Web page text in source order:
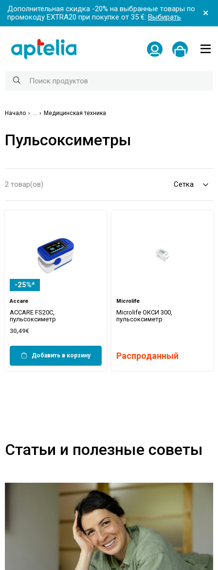
Дополнительная скидка -20% на выбранные товары по
промокоду EXTRA20 при покупке от 35 €: Выбирать
Начало Медицинская техника
Пульсоксиметры
2 товар(ов)
-25%*
Accare
ACCARE FS20C,
пульсоксиметр
30,49€
Добавить в корзину
Microlife
Microlife ОКСИ 300,
пульсоксиметр
Распроданный
Статьи и полезные советы